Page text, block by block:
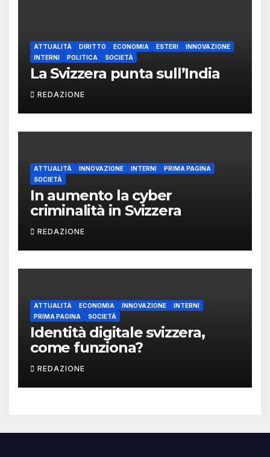
ATTUALITÀ DIRITTO ECONOMIA ESTERI
INNOVAZIONE
INTERNI
POLITICA SOCIETÀ
La Svizzera punta sull’India
REDAZIONE
ATTUALITÀ INNOVAZIONE INTERNI
PRIMA PAGINA
SOCIETÀ
In aumento la cyber
criminalità in Svizzera
REDAZIONE
ATTUALITÀ ECONOMIA INNOVAZIONE
INTERNI
PRIMA PAGINA
SOCIETÀ
Identità digitale svizzera,
come funziona?
REDAZIONE